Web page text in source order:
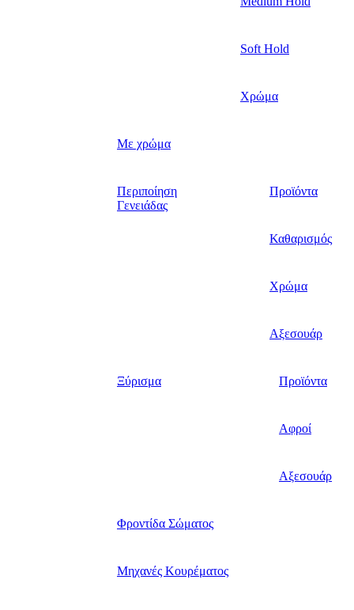
Soft Hold
Χρώμα
Με χρώμα
Περιποίηση
Γενειάδας
Προϊόντα
Καθαρισμός
Χρώμα
Αξεσουάρ
Ξύρισμα Προϊόντα
Αφροί
Αξεσουάρ
Φροντίδα Σώματος
Μηχανές Κουρέματος